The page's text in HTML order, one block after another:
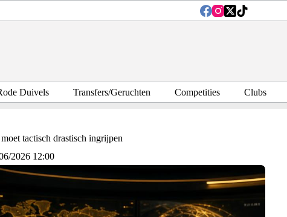
Duivels Transfers/Geruchten Competities Clubs
tactisch drastisch ingrijpen
2026 12:00